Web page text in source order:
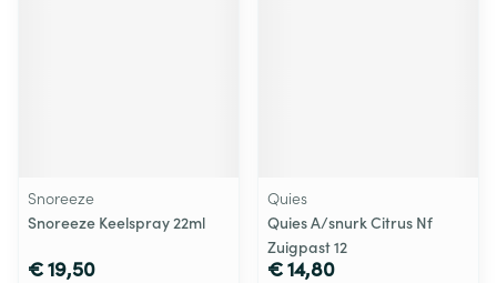
Snoreeze
Snoreeze Keelspray 22ml
€ 19,50
Quies
Quies A/snurk Citrus Nf
Zuigpast 12
€ 14,80